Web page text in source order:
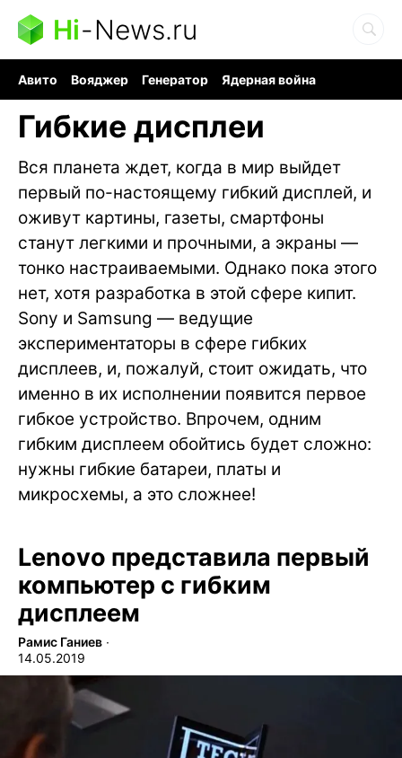
Hi-News.ru
Авито Вояджер Генератор
Ядерная война
Гибкие дисплеи
Вся планета ждет, когда в мир выйдет
первый по-настоящему гибкий дисплей, и
оживут картины, газеты, смартфоны
станут легкими и прочными, а экраны —
тонко настраиваемыми. Однако пока этого
нет, хотя разработка в этой сфере кипит.
Sony и Samsung — ведущие
экспериментаторы в сфере гибких
дисплеев, и, пожалуй, стоит ожидать, что
именно в их исполнении появится первое
гибкое устройство. Впрочем, одним
гибким дисплеем обойтись будет сложно:
нужны гибкие батареи, платы и
микросхемы, а это сложнее!
Lenovo представила первый
компьютер с гибким
дисплеем
Рамис Ганиев ∙
14.05.2019